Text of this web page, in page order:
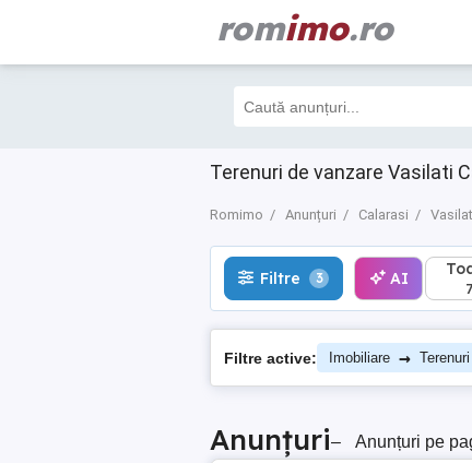
romimo.ro
Terenuri de vanzare Vasilati
Romimo Anunțuri Calarasi
Filtre 3 AI
Filtre 3 AI
7
Filtre active: Imobiliare →
Anunțuri– Anunțuri pe